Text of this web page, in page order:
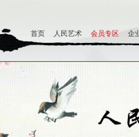
首页 人民艺术 会员专区 企